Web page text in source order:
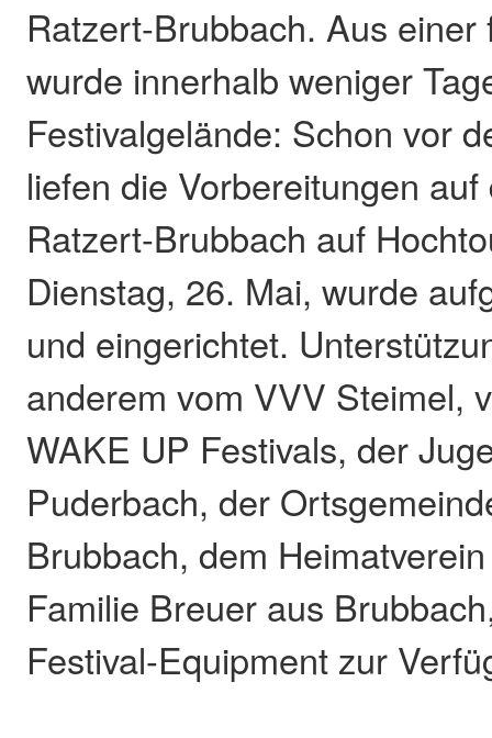
Ratzert-Brubbach. Aus einer
wurde innerhalb weniger
Festivalgelände: Schon vor
liefen die Vorbereitungen
Ratzert-Brubbach auf
Dienstag, 26. Mai, wurde
und eingerichtet.
anderem vom VVV Steimel,
WAKE UP Festivals, der
Puderbach, der
Brubbach, dem
Familie Breuer aus
Festival-Equipment zur